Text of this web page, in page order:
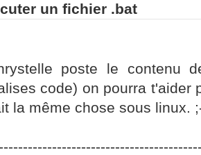
un fichier .bat
poste le contenu
code) on pourra t'aider
la même chose sous linux.